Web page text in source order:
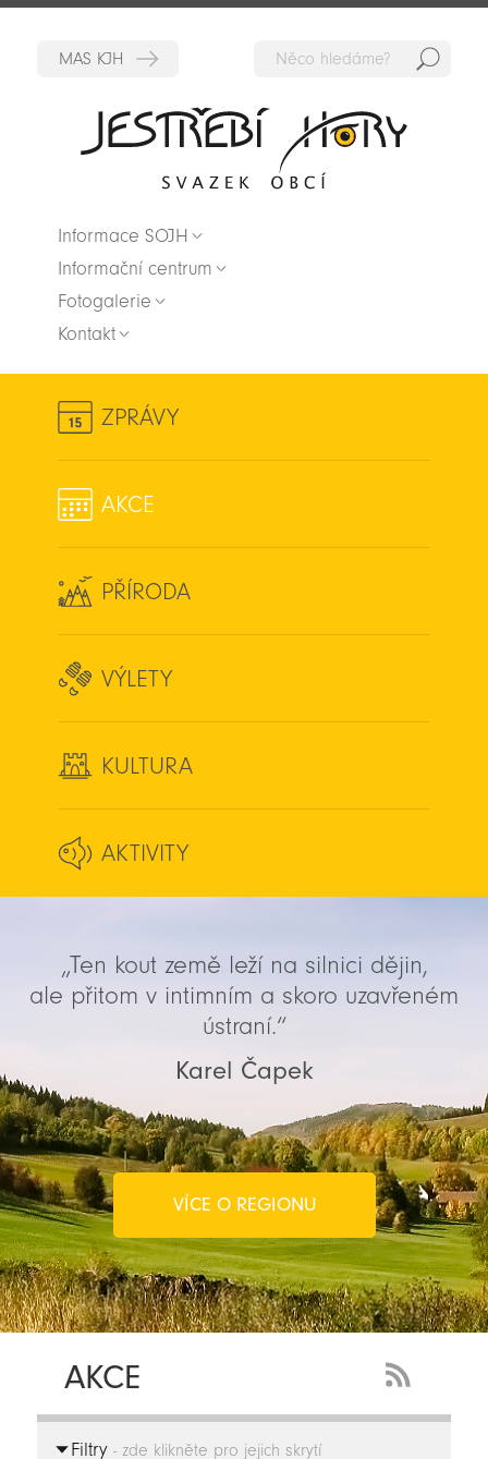
Informace SOJH
Informační centrum
Fotogalerie
Kontakt
ZPRÁVY
AKCE
PŘÍRODA
VÝLETY
KULTURA
AKTIVITY
„Ten kout země leží na silnici dějin,
ale přitom v intimním a skoro uzavřeném
ústraní.“
Karel Čapek
VÍCE O REGIONU
AKCE
Feed
Filtry- zde klikněte pro jejich skrytí